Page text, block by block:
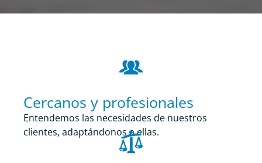
Cercanos y profesionales
Entendemos las necesidades de nuestros
clientes, adaptándonos a ellas.